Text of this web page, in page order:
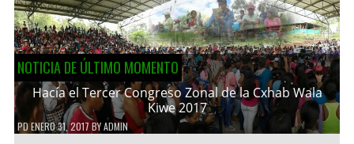
NOTICIA DE ÚLTIMO MOMENTO
Hacía el Tercer Congreso Zonal de la Cxhab Wala
Kiwe 2017
PDENERO 31, 2017 BYADMIN